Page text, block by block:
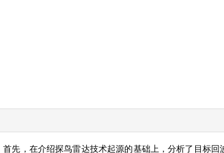
先，在介绍探鸟雷达技术起源的基础上，分析了目标回